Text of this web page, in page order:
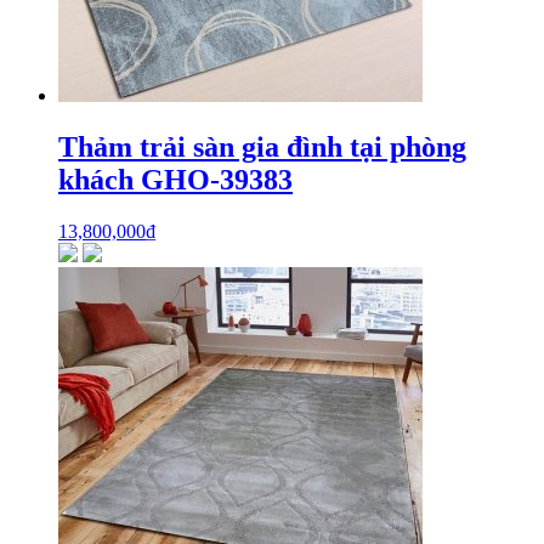
Thảm trải sàn gia đình tại phòng
khách GHO-39383
13,800,000₫